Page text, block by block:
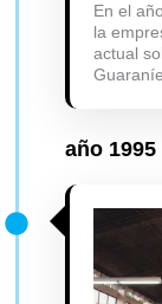
En el
la
actual
año 1995